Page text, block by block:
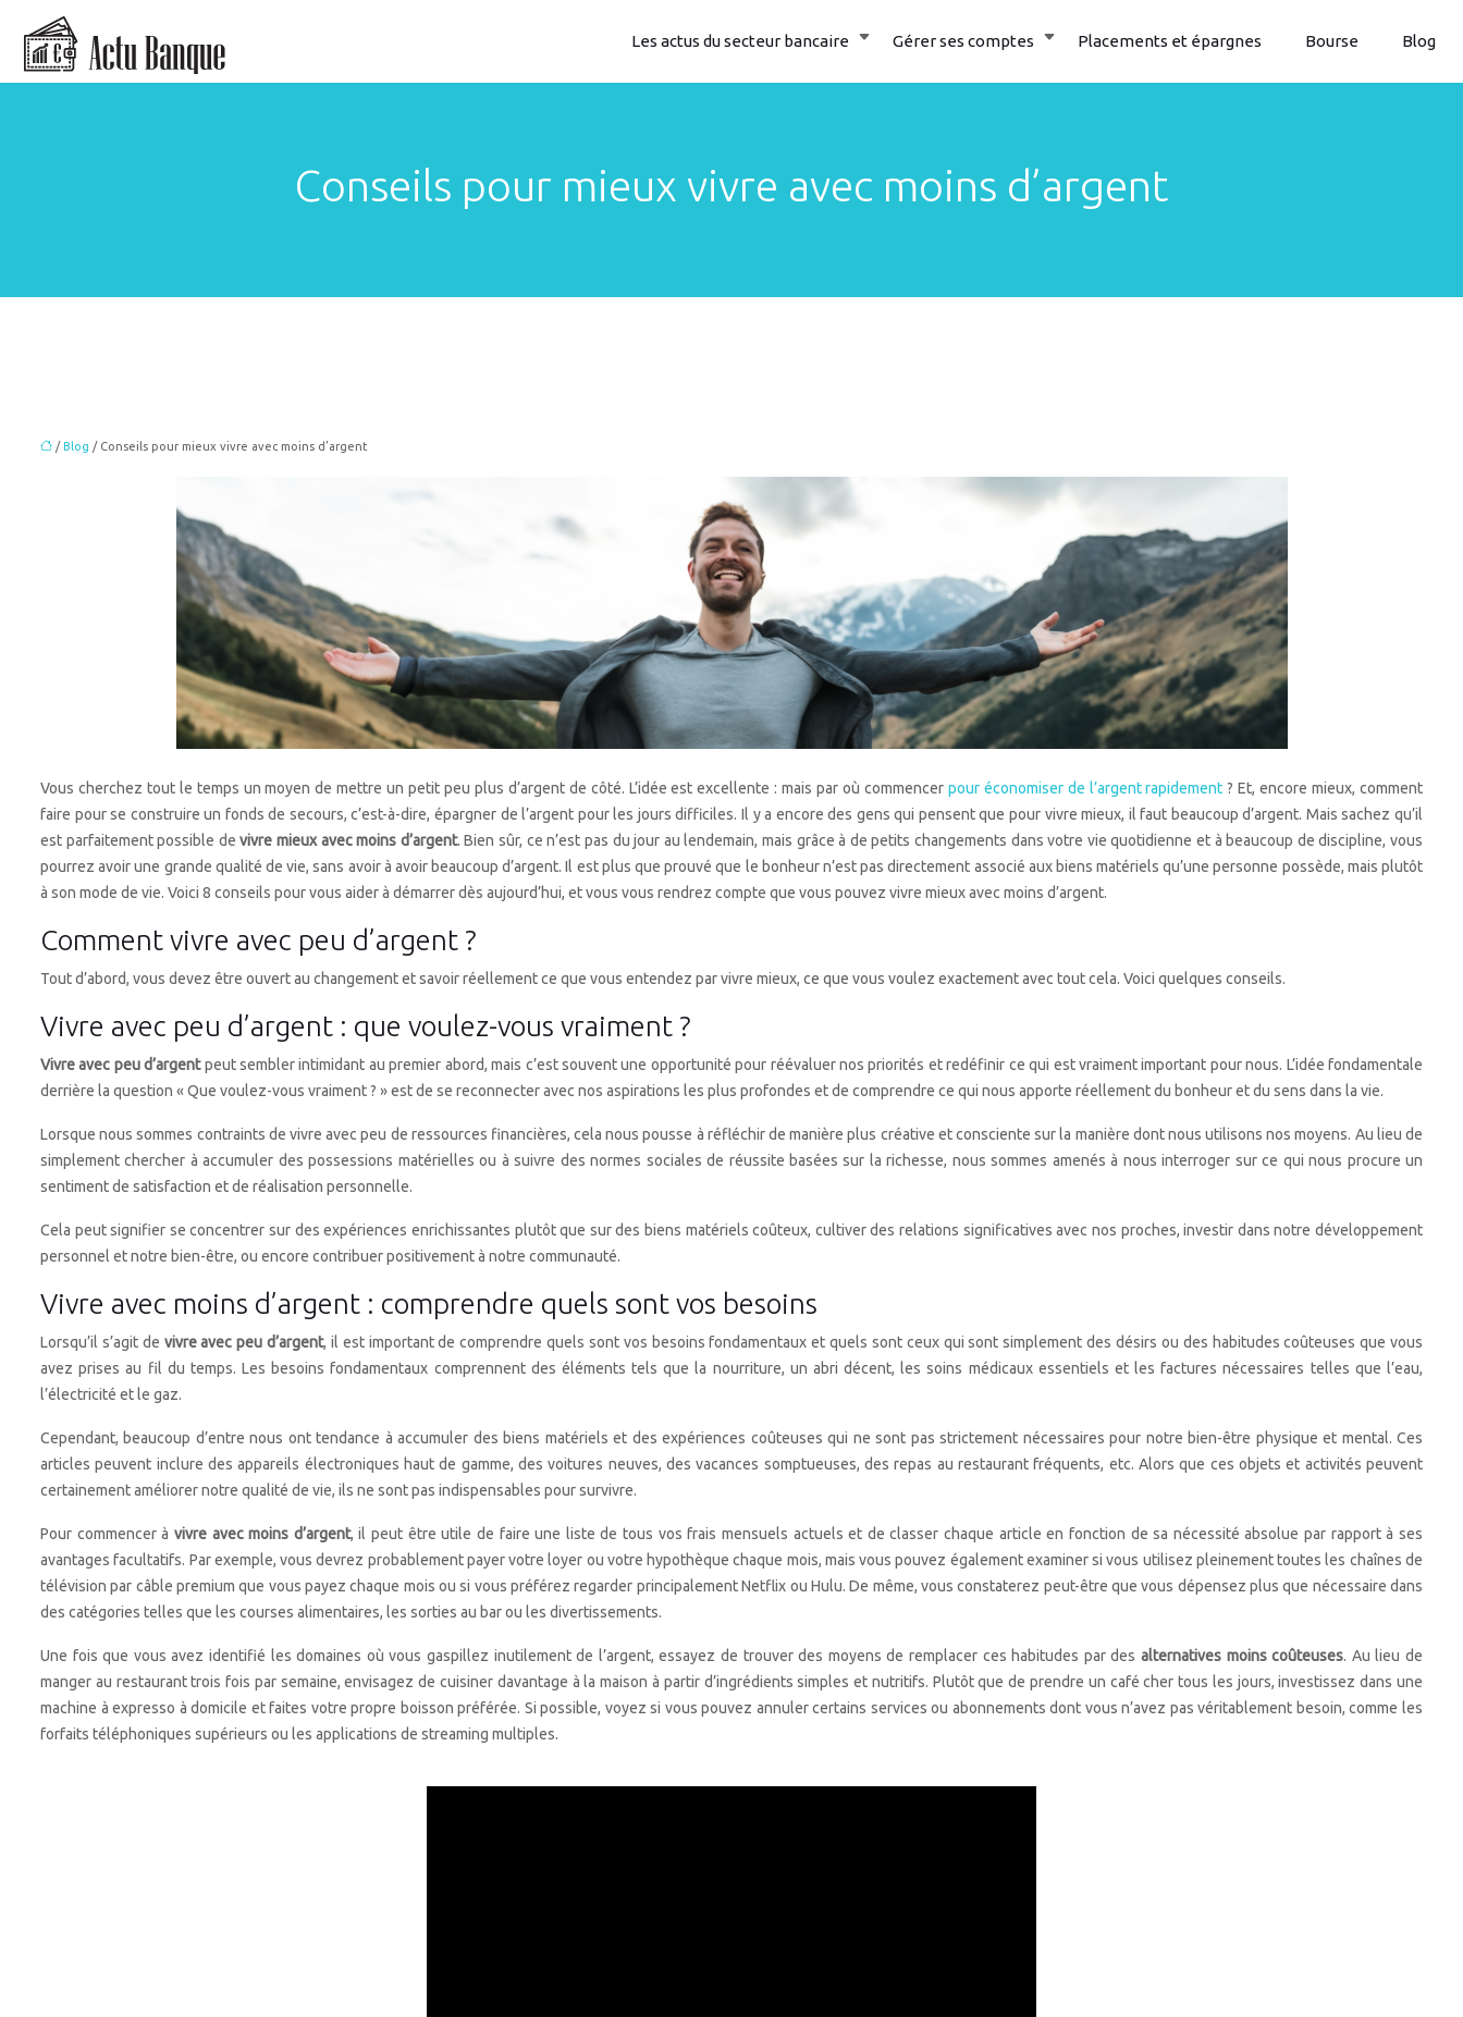
Les actus du secteur bancaire Gérer ses comptes Placements et épargnes Bourse Blog
Conseils pour mieux vivre avec moins d’argent
/Blog / Conseils pour mieux vivre avec moins d’argent
Vous cherchez tout le temps un moyen de mettre un petit peu plus d’argent de côté. L’idée est excellente : mais par où commencer pour économiser de l’argent rapidement ? Et, encore mieux, comment
faire pour se construire un fonds de secours, c’est-à-dire, épargner de l’argent pour les jours difficiles. Il y a encore des gens qui pensent que pour vivre mieux, il faut beaucoup d’argent. Mais sachez qu’il
est parfaitement possible devivre mieux avec moins d’argent. Bien sûr, ce n’est pas du jour au lendemain, mais grâce à de petits changements dans votre vie quotidienne et à beaucoup de discipline, vous
pourrez avoir une grande qualité de vie, sans avoir à avoir beaucoup d’argent. Il est plus que prouvé que le bonheur n’est pas directement associé aux biens matériels qu’une personne possède, mais plutôt
à son mode de vie. Voici 8 conseils pour vous aider à démarrer dès aujourd’hui, et vous vous rendrez compte que vous pouvez vivre mieux avec moins d’argent.
Comment vivre avec peu d’argent ?
Tout d’abord, vous devez être ouvert au changement et savoir réellement ce que vous entendez par vivre mieux, ce que vous voulez exactement avec tout cela. Voici quelques conseils.
Vivre avec peu d’argent : que voulez-vous vraiment ?
Vivre avec peu d’argentpeut sembler intimidant au premier abord, mais c’est souvent une opportunité pour réévaluer nos priorités et redéfinir ce qui est vraiment important pour nous. L’idée fondamentale
derrière la question « Que voulez-vous vraiment ? » est de se reconnecter avec nos aspirations les plus profondes et de comprendre ce qui nous apporte réellement du bonheur et du sens dans la vie.
Lorsque nous sommes contraints de vivre avec peu de ressources financières, cela nous pousse à réfléchir de manière plus créative et consciente sur la manière dont nous utilisons nos moyens. Au lieu de
simplement chercher à accumuler des possessions matérielles ou à suivre des normes sociales de réussite basées sur la richesse, nous sommes amenés à nous interroger sur ce qui nous procure un
sentiment de satisfaction et de réalisation personnelle.
Cela peut signifier se concentrer sur des expériences enrichissantes plutôt que sur des biens matériels coûteux, cultiver des relations significatives avec nos proches, investir dans notre développement
personnel et notre bien-être, ou encore contribuer positivement à notre communauté.
Vivre avec moins d’argent : comprendre quels sont vos besoins
Lorsqu’il s’agit de vivre avec peu d’argent, il est important de comprendre quels sont vos besoins fondamentaux et quels sont ceux qui sont simplement des désirs ou des habitudes coûteuses que vous
avez prises au fil du temps. Les besoins fondamentaux comprennent des éléments tels que la nourriture, un abri décent, les soins médicaux essentiels et les factures nécessaires telles que l’eau,
l’électricité et le gaz.
Cependant, beaucoup d’entre nous ont tendance à accumuler des biens matériels et des expériences coûteuses qui ne sont pas strictement nécessaires pour notre bien-être physique et mental. Ces
articles peuvent inclure des appareils électroniques haut de gamme, des voitures neuves, des vacances somptueuses, des repas au restaurant fréquents, etc. Alors que ces objets et activités peuvent
certainement améliorer notre qualité de vie, ils ne sont pas indispensables pour survivre.
Pour commencer à vivre avec moins d’argent, il peut être utile de faire une liste de tous vos frais mensuels actuels et de classer chaque article en fonction de sa nécessité absolue par rapport à ses
avantages facultatifs. Par exemple, vous devrez probablement payer votre loyer ou votre hypothèque chaque mois, mais vous pouvez également examiner si vous utilisez pleinement toutes les chaînes de
télévision par câble premium que vous payez chaque mois ou si vous préférez regarder principalement Netflix ou Hulu. De même, vous constaterez peut-être que vous dépensez plus que nécessaire dans
des catégories telles que les courses alimentaires, les sorties au bar ou les divertissements.
Une fois que vous avez identifié les domaines où vous gaspillez inutilement de l’argent, essayez de trouver des moyens de remplacer ces habitudes par des alternatives moins coûteuses. Au lieu de
manger au restaurant trois fois par semaine, envisagez de cuisiner davantage à la maison à partir d’ingrédients simples et nutritifs. Plutôt que de prendre un café cher tous les jours, investissez dans une
machine à expresso à domicile et faites votre propre boisson préférée. Si possible, voyez si vous pouvez annuler certains services ou abonnements dont vous n’avez pas véritablement besoin, comme les
forfaits téléphoniques supérieurs ou les applications de streaming multiples.